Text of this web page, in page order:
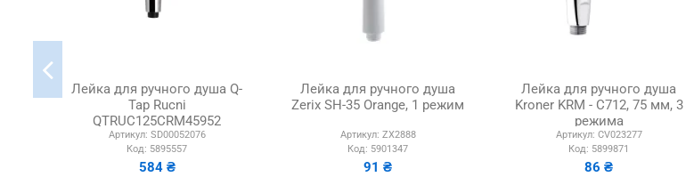
Лейка для ручного душа Q-
Tap Rucni
QTRUC125CRM45952
Chrome, 130 мм, 3 режима
Артикул: SD00052076
Код: 5895557
584 ₴
Лейка для ручного душа
Zerix SH-35 Orange, 1 режим
Артикул: ZX2888
Код: 5901347
91 ₴
Лейка для ручного душа
Kroner KRM - C712, 75 мм, 3
режима
Артикул: CV023277
Код: 5899871
86 ₴